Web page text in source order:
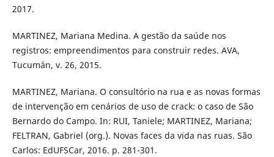
2017.
MARTINEZ, Mariana Medina. A gestão da saúde nos
registros: empreendimentos para construir redes. AVA,
Tucumán, v. 26, 2015.
MARTINEZ, Mariana. O consultório na rua e as novas formas
de intervenção em cenários de uso de crack: o caso de São
Bernardo do Campo. In: RUI, Taniele; MARTINEZ, Mariana;
FELTRAN, Gabriel (org.). Novas faces da vida nas ruas. São
Carlos: EdUFSCar, 2016. p. 281-301.